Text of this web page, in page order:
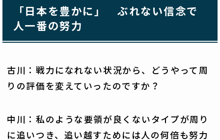
「日本を豊かに」 ぶれない信念で
人一番の努力
古川：戦力になれない状況から、どうやって周
りの評価を変えていったのですか？
中川：私のような要領が良くないタイプが周り
に追いつき、追い越すためには人の何倍も努力